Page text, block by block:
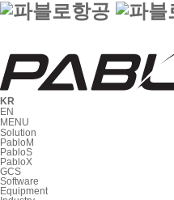
KR
EN
MENU
Solution
PabloM
PabloS
PabloX
GCS
Software
Equipment